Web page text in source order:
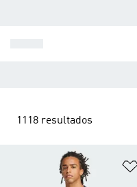
1118 resultados